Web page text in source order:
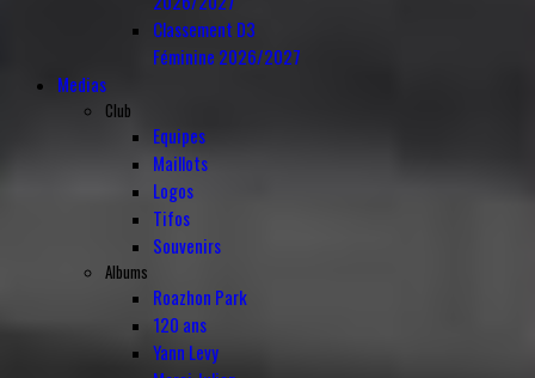
Classement D3
Féminine 2026/2027
Medias
Club
Equipes
Maillots
Logos
Tifos
Souvenirs
Albums
Roazhon Park
120 ans
Yann Levy